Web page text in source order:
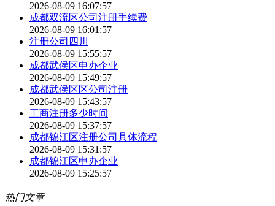
2026-08-09 16:07:57
成都双流区公司注册手续费
2026-08-09 16:01:57
注册公司四川
2026-08-09 15:55:57
成都武侯区申办企业
2026-08-09 15:49:57
成都武侯区区公司注册
2026-08-09 15:43:57
工商注册多少时间
2026-08-09 15:37:57
成都锦江区注册公司具体流程
2026-08-09 15:31:57
成都锦江区申办企业
2026-08-09 15:25:57
热门文章